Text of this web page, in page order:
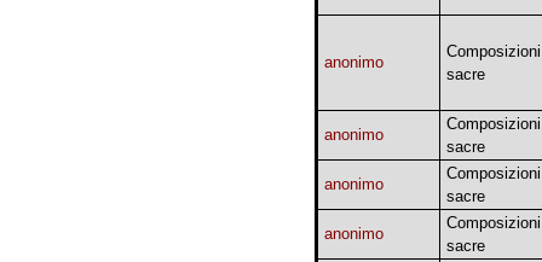
anonimo
Composizioni
sacre
anonimo
Composizioni
sacre
anonimo
Composizioni
sacre
anonimo
Composizioni
sacre